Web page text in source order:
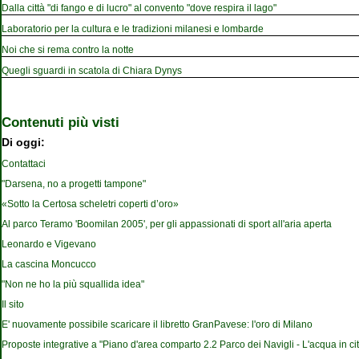
Dalla città "di fango e di lucro" al convento "dove respira il lago"
Laboratorio per la cultura e le tradizioni milanesi e lombarde
Noi che si rema contro la notte
Quegli sguardi in scatola di Chiara Dynys
Contenuti più visti
Di oggi:
Contattaci
"Darsena, no a progetti tampone"
«Sotto la Certosa scheletri coperti d’oro»
Al parco Teramo 'Boomilan 2005', per gli appassionati di sport all'aria aperta
Leonardo e Vigevano
La cascina Moncucco
"Non ne ho la più squallida idea"
Il sito
E' nuovamente possibile scaricare il libretto GranPavese: l'oro di Milano
Proposte integrative a "Piano d'area comparto 2.2 Parco dei Navigli - L'acqua in